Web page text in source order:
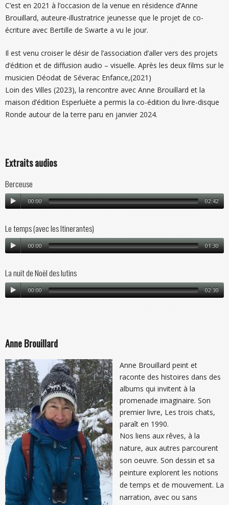
C’est en 2021 à l’occasion de la venue en résidence d’Anne
Brouillard, auteure-illustratrice jeunesse que le projet de co-
écriture avec Bertille de Swarte a vu le jour.
Il est venu croiser le désir de l’association d’aller vers des projets
d’édition et de diffusion audio – visuelle. Après les deux films sur le
musicien Déodat de Séverac Enfance,(2021)
Loin des Villes (2023), la rencontre avec Anne Brouillard et la
maison d’édition Esperluète a permis la co-édition du livre-disque
Ronde autour de la terre paru en janvier 2024.
Extraits audios
Berceuse
00:00 02:42
Le temps (avec les Itinerantes)
00:00 01:30
La nuit de Noël des lutins
00:00 02:30
Anne Brouillard
Anne Brouillard peint et
raconte des histoires dans des
albums qui invitent à la
promenade imaginaire. Son
premier livre, Les trois chats,
paraît en 1990.
Nos liens aux rêves, à la
nature, aux autres parcourent
son oeuvre. Son dessin et sa
peinture explorent les notions
de temps et de mouvement. La
narration, avec ou sans